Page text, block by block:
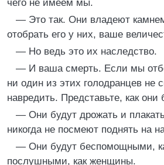
чего не имеем мы.
— Это так. Они владеют
отобрать его у них, ваше
— Но ведь это их наследство.
— И ваша смерть. Если мы
ни один из этих голодранцев не
навредить. Представьте, как они
— Они будут дрожать и
никогда не посмеют поднять на
— Они будут беспомощными,
послушными, как женщины.